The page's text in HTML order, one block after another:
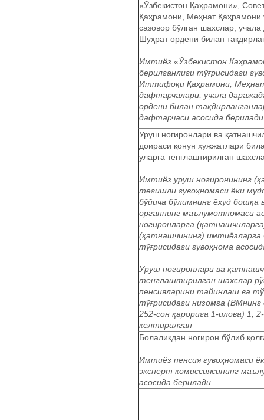
«Ўзбекистон Қаҳрамони»,
Қаҳрамони, Меҳнат Қаҳрамони
сазовор бўлган шахслар,
Шуҳрат ордени билан
Имтиёз «Ўзбекистон
берилганлиги тўғрисидаги
Иттифоқи Қаҳрамони,
дафтарчалари, учала
ордени билан
дафтарчаси асосида берилади
Уруш ногиронлари ва
доираси қонун ҳужжатлари
уларга тенглаштирилган
Имтиёз уруш ногиронининг
тегишли гувоҳномаси ёки
бўйича бўлимнинг ёхуд бошқа
органнинг маълумотномаси
ногиронларга
(қатнашчининг) имтиёзларга
тўғрисидаги гувоҳнома
Уруш ногиронлари ва
тенглаштирилган шахслар
пенсияларини тайинлаш ва
тўғрисидаги низомга (ВМнинг
252-сон қарорига 1-илова) 1,
келтирилган
Болаликдан ногирон бўлиб
Имтиёз пенсия гувоҳномаси
эксперт комиссиясининг
асосида берилади